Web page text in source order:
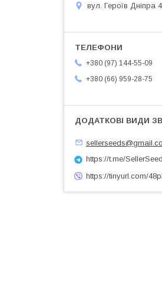
вул. Героїв Дніпра
+380 (97) 144-55-09
+380 (66) 959-28-75
https://t.me/
https://tinyurl.com/